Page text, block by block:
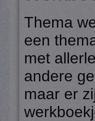
Thema
een
met
andere
maar er